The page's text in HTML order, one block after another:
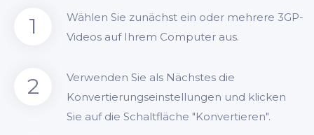
1
Wählen Sie zunächst ein oder mehrere 3GP-
Videos auf Ihrem Computer aus.
2
Verwenden Sie als Nächstes die
Konvertierungseinstellungen und klicken
Sie auf die Schaltfläche "Konvertieren".